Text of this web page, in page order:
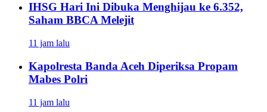
IHSG Hari Ini Dibuka Menghijau ke 6.352,
Saham BBCA Melejit
11 jam lalu
Kapolresta Banda Aceh Diperiksa Propam
Mabes Polri
11 jam lalu